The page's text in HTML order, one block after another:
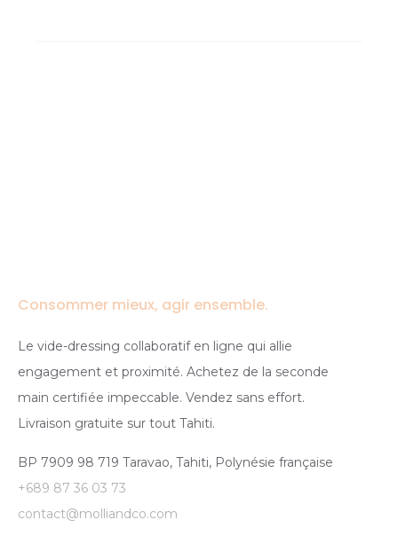
Consommer mieux, agir ensemble.
Le vide-dressing collaboratif en ligne qui allie
engagement et proximité. Achetez de la seconde
main certifiée impeccable. Vendez sans effort.
Livraison gratuite sur tout Tahiti.
BP 7909 98 719 Taravao, Tahiti, Polynésie française
+689 87 36 03 73
contact@molliandco.com